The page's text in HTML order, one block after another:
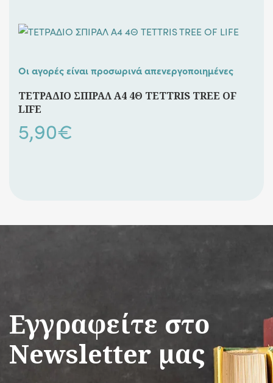
Οι αγορές είναι προσωρινά απενεργοποιημένες
ΤΕΤΡΑΔΙΟ ΣΠΙΡΑΛ A4 4Θ TETTRIS TREE OF
LIFE
5,90€
Εγγραφείτε στο
Newsletter μας